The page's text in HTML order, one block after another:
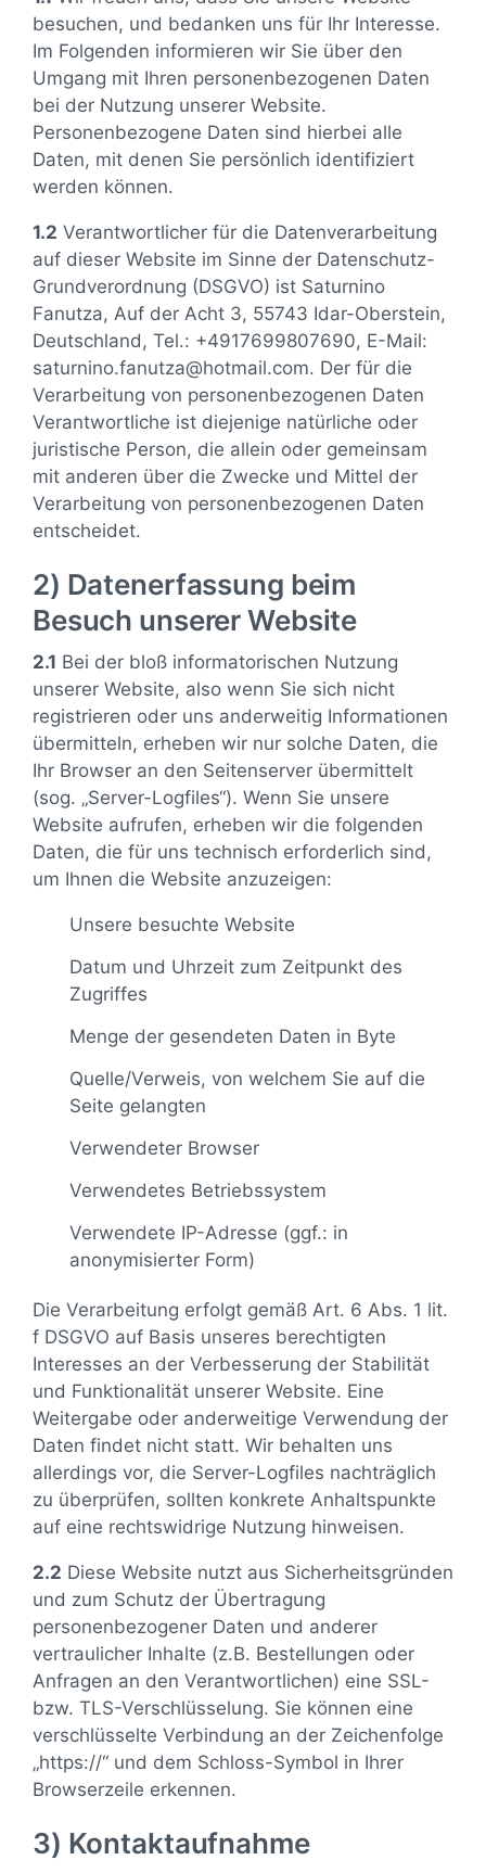
besuchen, und bedanken uns für Ihr Interesse.
Im Folgenden informieren wir Sie über den
Umgang mit Ihren personenbezogenen Daten
bei der Nutzung unserer Website.
Personenbezogene Daten sind hierbei alle
Daten, mit denen Sie persönlich identifiziert
werden können.
1.2 Verantwortlicher für die Datenverarbeitung
auf dieser Website im Sinne der Datenschutz-
Grundverordnung (DSGVO) ist Saturnino
Fanutza, Auf der Acht 3, 55743 Idar-Oberstein,
Deutschland, Tel.: +4917699807690, E-Mail:
saturnino.fanutza@hotmail.com. Der für die
Verarbeitung von personenbezogenen Daten
Verantwortliche ist diejenige natürliche oder
juristische Person, die allein oder gemeinsam
mit anderen über die Zwecke und Mittel der
Verarbeitung von personenbezogenen Daten
entscheidet.
2) Datenerfassung beim
Besuch unserer Website
2.1 Bei der bloß informatorischen Nutzung
unserer Website, also wenn Sie sich nicht
registrieren oder uns anderweitig Informationen
übermitteln, erheben wir nur solche Daten, die
Ihr Browser an den Seitenserver übermittelt
(sog. „Server-Logfiles“). Wenn Sie unsere
Website aufrufen, erheben wir die folgenden
Daten, die für uns technisch erforderlich sind,
um Ihnen die Website anzuzeigen:
Unsere besuchte Website
Datum und Uhrzeit zum Zeitpunkt des
Zugriffes
Menge der gesendeten Daten in Byte
Quelle/Verweis, von welchem Sie auf die
Seite gelangten
Verwendeter Browser
Verwendetes Betriebssystem
Verwendete IP-Adresse (ggf.: in
anonymisierter Form)
Die Verarbeitung erfolgt gemäß Art. 6 Abs. 1 lit.
f DSGVO auf Basis unseres berechtigten
Interesses an der Verbesserung der Stabilität
und Funktionalität unserer Website. Eine
Weitergabe oder anderweitige Verwendung der
Daten findet nicht statt. Wir behalten uns
allerdings vor, die Server-Logfiles nachträglich
zu überprüfen, sollten konkrete Anhaltspunkte
auf eine rechtswidrige Nutzung hinweisen.
2.2 Diese Website nutzt aus Sicherheitsgründen
und zum Schutz der Übertragung
personenbezogener Daten und anderer
vertraulicher Inhalte (z.B. Bestellungen oder
Anfragen an den Verantwortlichen) eine SSL-
bzw. TLS-Verschlüsselung. Sie können eine
verschlüsselte Verbindung an der Zeichenfolge
„https://“ und dem Schloss-Symbol in Ihrer
Browserzeile erkennen.
3) Kontaktaufnahme